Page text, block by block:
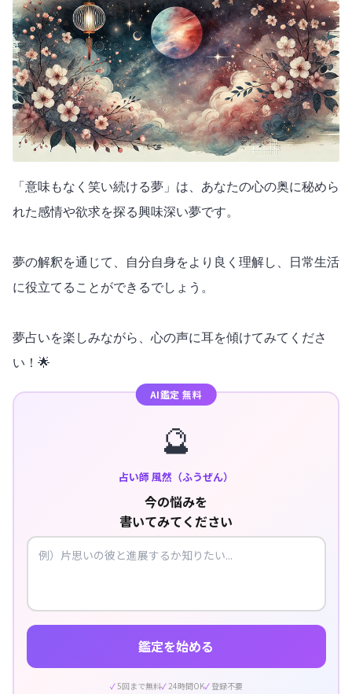
「意味もなく笑い続ける夢」は、あなたの心の奥に秘めら
れた感情や欲求を探る興味深い夢です。
夢の解釈を通じて、自分自身をより良く理解し、日常生活
に役立てることができるでしょう。
夢占いを楽しみながら、心の声に耳を傾けてみてくださ
い！🌟
AI鑑定 無料
🔮
占い師 風然（ふうぜん）
今の悩みを
書いてみてください
鑑定を始める
5回まで無料 24時間OK 登録不要